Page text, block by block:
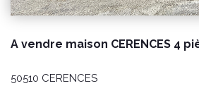
est exposé sont disponibles sur
www.georisques.gouv.fr" Pour visiter : Agence
A vendre maison CERENCES 4
50510 CERENCES